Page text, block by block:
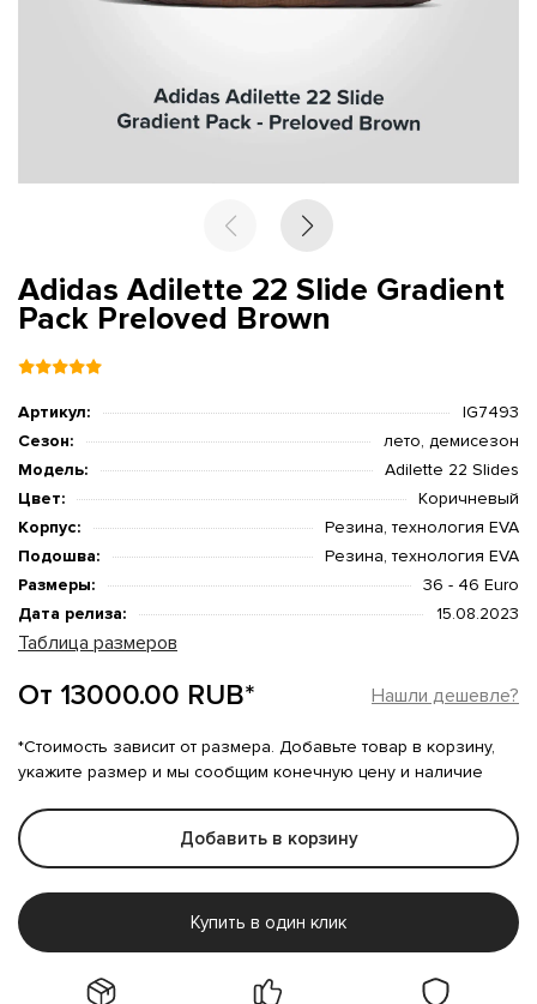
Adidas Adilette 22 Slide Gradient
Pack Preloved Brown
Артикул:
IG7493
Сезон:
лето, демисезон
Модель:
Adilette 22 Slides
Цвет:
Коричневый
Корпус:
Резина, технология EVA
Подошва:
Резина, технология EVA
Размеры:
36 - 46 Euro
Дата релиза:
15.08.2023
Таблица размеров
От 13000.00 RUB* Нашли дешевле?
*Стоимость зависит от размера. Добавьте товар в корзину,
укажите размер и мы сообщим конечную цену и наличие
Добавить в корзину
Купить в один клик